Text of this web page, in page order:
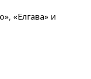
«Елгава» и